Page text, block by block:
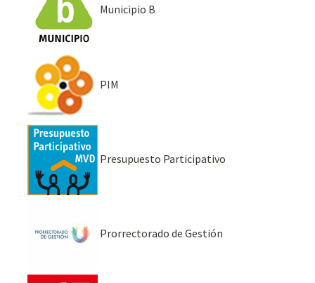
Municipio B
PIM
Presupuesto Participativo
Prorrectorado de Gestión